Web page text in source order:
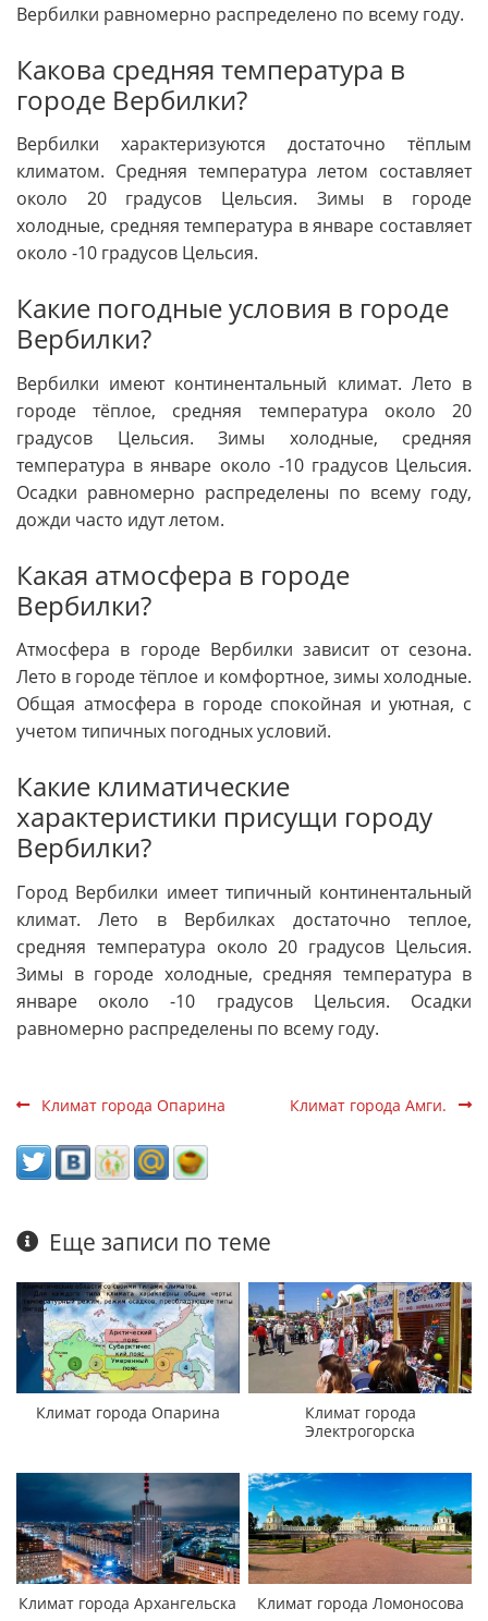
Вербилки равномерно распределено по всему году.
Какова средняя температура в
городе Вербилки?
Вербилки характеризуются достаточно тёплым
климатом. Средняя температура летом составляет
около 20 градусов Цельсия. Зимы в городе
холодные, средняя температура в январе составляет
около -10 градусов Цельсия.
Какие погодные условия в городе
Вербилки?
Вербилки имеют континентальный климат. Лето в
городе тёплое, средняя температура около 20
градусов Цельсия. Зимы холодные, средняя
температура в январе около -10 градусов Цельсия.
Осадки равномерно распределены по всему году,
дожди часто идут летом.
Какая атмосфера в городе
Вербилки?
Атмосфера в городе Вербилки зависит от сезона.
Лето в городе тёплое и комфортное, зимы холодные.
Общая атмосфера в городе спокойная и уютная, с
учетом типичных погодных условий.
Какие климатические
характеристики присущи городу
Вербилки?
Город Вербилки имеет типичный континентальный
климат. Лето в Вербилках достаточно теплое,
средняя температура около 20 градусов Цельсия.
Зимы в городе холодные, средняя температура в
январе около -10 градусов Цельсия. Осадки
равномерно распределены по всему году.
Климат города Опарина Климат города Амги.
Еще записи по теме
Климат города Опарина
Климат города
Электрогорска
Климат города Архангельска Климат города Ломоносова